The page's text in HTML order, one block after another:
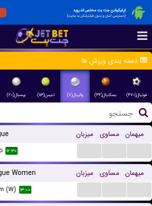
اپلیکیشن جت بت مختص اندروید
(دسترسی آسان و بدون فیلترشکن به سایت)
دسته بندی ورزش ها
فوتبال(۴۷۰) بسکتبال(۳۴) والیبال(۷) تنیس(۱۱۳) بیسبال(۲۰)
میزبان مساوی میهمان
۱۲:۳۰
Women میزبان مساوی میهمان
(W) ۱۳:۰۰